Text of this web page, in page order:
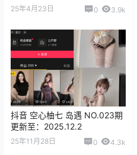
25年4月23日 0 3.9k
抖音 空心柚七 岛遇 NO.023期
更新至：2025.12.2
25年11月28日 0 4.3k